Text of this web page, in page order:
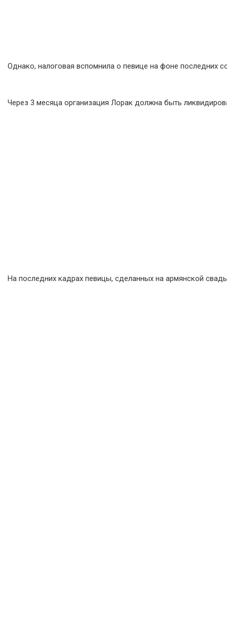
Однако, налоговая вспомнила о певице на фоне последних
Через 3 месяца организация Лорак должна быть
На последних кадрах певицы, сделанных на армянской